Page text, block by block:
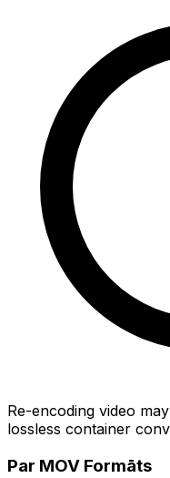
Re-encoding video
lossless container
Par MOV Formāts